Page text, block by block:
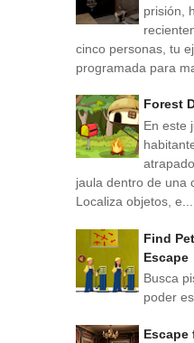
prisión,
cinco personas, tu
programada para
Forest
En este
jaula dentro de una
Localiza objetos, e...
Find
Escape
Busca
poder
Escape